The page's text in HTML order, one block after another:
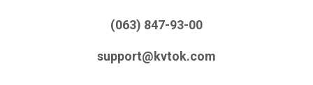
(063) 847-93-00
support@kvtok.com